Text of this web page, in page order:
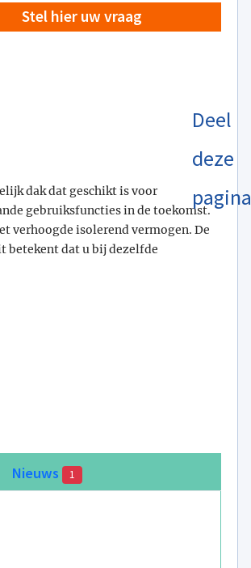
Stel hier uw vraag
dak dat geschikt is voor
gebruiksfuncties in de toekomst.
verhoogde isolerend vermogen. De
betekent dat u bij dezelfde
Nieuws 1
Deel
deze
pagina